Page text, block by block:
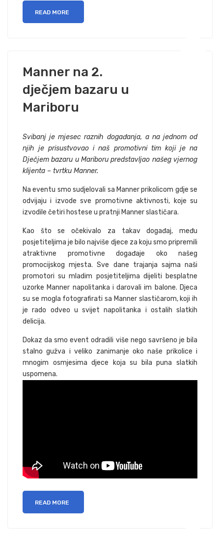
READ MORE
Manner na 2.
dječjem bazaru u
Mariboru
Svibanj je mjesec raznih događanja, a na jednom od
njih je prisustvovao i naš promotivni tim koji je na
Dječjem bazaru u Mariboru predstavljao našeg vjernog
klijenta – tvrtku Manner.
Na eventu smo sudjelovali sa Manner prikolicom gdje se
odvijaju i izvode sve promotivne aktivnosti, koje su
izvodile četiri hostese u pratnji Manner slastičara.
Kao što se očekivalo za takav događaj, među
posjetiteljima je bilo najviše djece za koju smo pripremili
atraktivne promotivne događaje oko našeg
promocijskog mjesta. Sve dane trajanja sajma naši
promotori su mladim posjetiteljima dijeliti besplatne
uzorke Manner napolitanka i darovali im balone. Djeca
su se mogla fotografirati sa Manner slastičarom, koji ih
je rado odveo u svijet napolitanka i ostalih slatkih
delicija.
Dokaz da smo event odradili više nego savršeno je bila
stalno gužva i veliko zanimanje oko naše prikolice i
mnogim osmjesima djece koja su bila puna slatkih
uspomena.
READ MORE